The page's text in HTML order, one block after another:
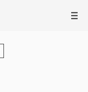
III